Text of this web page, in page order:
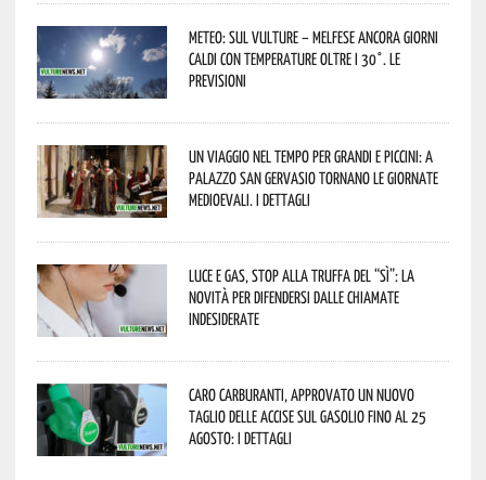
Meteo: sul Vulture – melfese ancora giorni
caldi con temperature oltre i 30°. Le
previsioni
Un viaggio nel tempo per grandi e piccini: a
Palazzo San Gervasio tornano le Giornate
Medioevali. I dettagli
Luce e gas, stop alla truffa del “Sì”: la
novità per difendersi dalle chiamate
indesiderate
Caro carburanti, approvato un nuovo
taglio delle accise sul gasolio fino al 25
agosto: i dettagli